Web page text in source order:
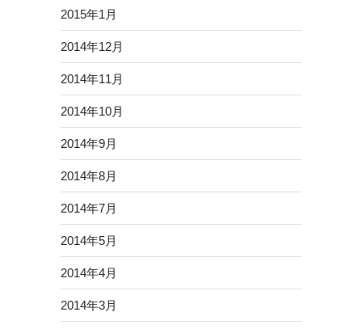
2015年1月
2014年12月
2014年11月
2014年10月
2014年9月
2014年8月
2014年7月
2014年5月
2014年4月
2014年3月